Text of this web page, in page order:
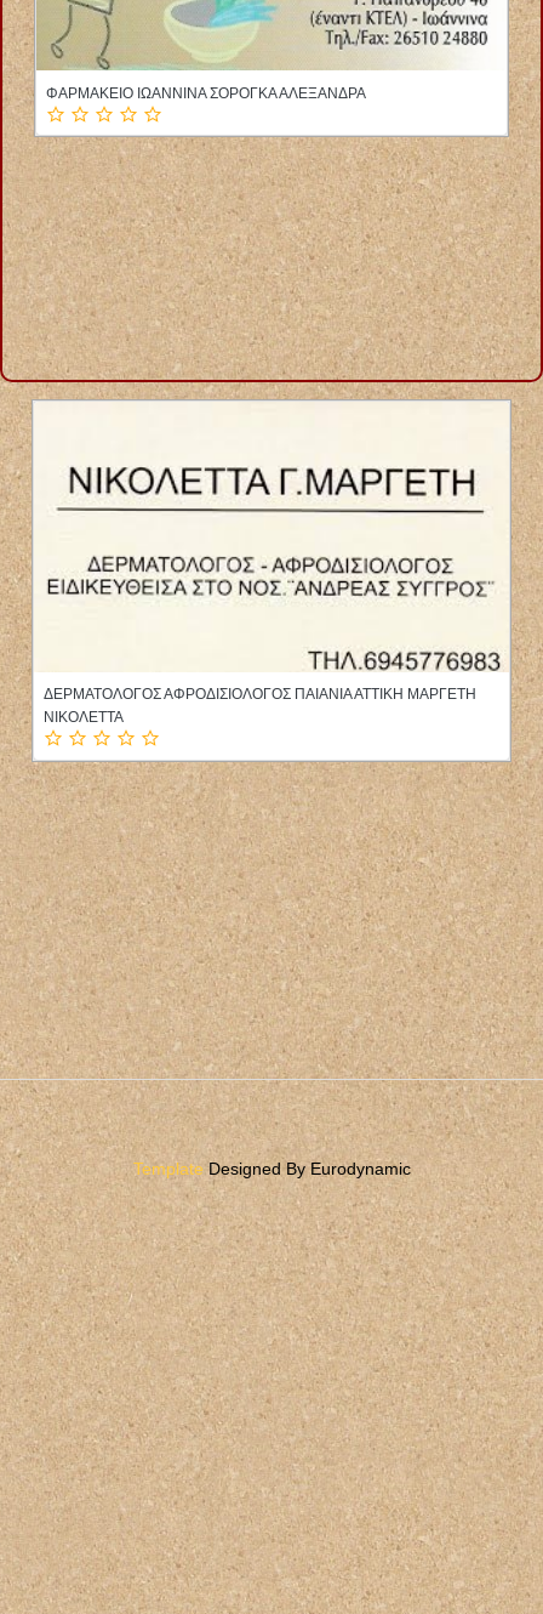
ΦΥΣΙΚΟΘΕΡΑΠΕΥΤΡΙΑ ΑΛΙΒΕΡΙ ΕΥΒΟΙΑ ΛΑΜΠΡΟΥ ΕΛΕΝΗ
ΓΥΝΑΙΚΟΛΟΓΟΣ ΜΑΙΕΥΤΗΡΑΣ ΧΕΙΡΟΥΡΓΟΣ ΠΕΥΚΑ
ΘΕΣΣΑΛΟΝΙΚΗ ΑΥΓΟΥΣΤΙΝΑΚΗΣ ΕΜΜΑΝΟΥΗΛ
Template Designed By Eurodynamic